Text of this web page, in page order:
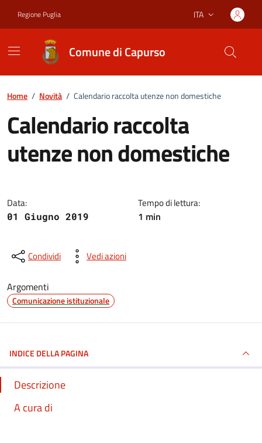
Regione Puglia Lingua attiva:
ITA
Comune di Capurso
Home / Novità / Calendario raccolta utenze non domestiche
Calendario raccolta
utenze non domestiche
Data:
01 Giugno 2019
Tempo di lettura:
1 min
Condividi Vedi azioni
Argomenti
Comunicazione istituzionale
INDICE DELLA PAGINA
Descrizione
A cura di